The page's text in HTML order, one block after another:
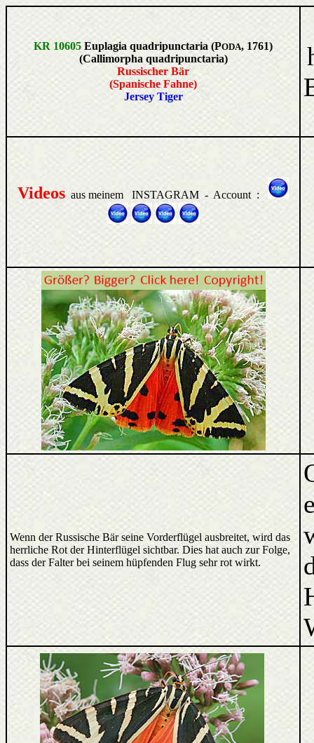
KR 10605 Euplagia quadripunctaria (PODA, 1761)
(Callimorpha quadripunctaria)
Russischer Bär
(Spanische Fahne)
Jersey Tiger
Videos aus meinem INSTAGRAM - Account :
Wenn der Russische Bär seine Vorderflügel ausbreitet, wird das
herrliche Rot der Hinterflügel sichtbar. Dies hat auch zur Folge,
dass der Falter bei seinem hüpfenden Flug sehr rot wirkt.